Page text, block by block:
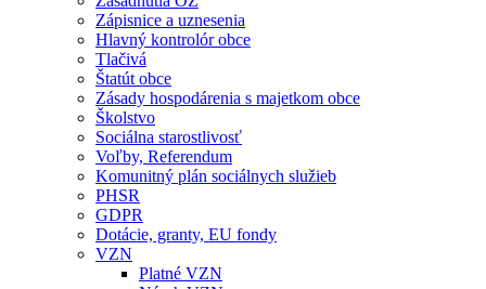
Zápisnice a uznesenia
Hlavný kontrolór obce
Tlačivá
Štatút obce
Zásady hospodárenia s majetkom obce
Školstvo
Sociálna starostlivosť
Voľby, Referendum
Komunitný plán sociálnych služieb
PHSR
GDPR
Dotácie, granty, EU fondy
VZN
Platné VZN